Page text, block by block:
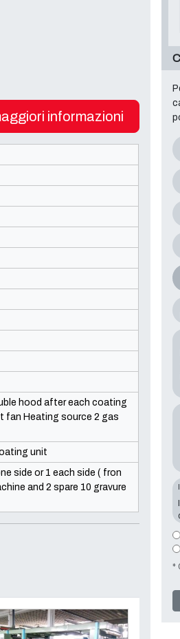
informazioni
hood after each coating
fan Heating source 2 gas
unit
side or 1 each side ( fron
and 2 spare 10 gravure
*